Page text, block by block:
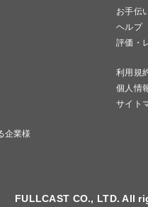
お手伝
ヘルプ
評価・
利用規
個人情
サイト
企業様
FULLCAST CO., LTD. All